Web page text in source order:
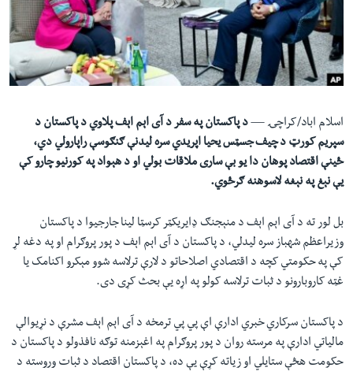
مخکې
مرکزي
لټون
واوړئ
اداریه
Learning English
ژبې
اسلام اباد/کراچۍ —د پاکستان په سفر د آی اېم اېف پلاوي د پاکستان د
سپريم کورټ د چيف جسټس يحيا اپريدي سره ليدنې ګنګوسې راپارولي دي،
ځينې اقتصاد پوهان دا يو بې ساری ملاقات بولي او د هېواد په کورنیو چارو کې
یې نېغ په نېغه لاسوهنه ګرځوي.
بل لور ته د آی اېم اېف د منېجنګ ډايريکټر کرسټا لينا جارجيوا د پاکستان
وزيراعظم شهباز سره ليدلي، د پاکستان د آی اېم اېف د پور پروګرام او په دغه لړ
کې په حکومتي کچه د اقتصادي اصلاحاتو د لارې ترلاسه شوو مېکرو اکنامک يا
غټه کاروبارونو د ثبات ترلاسه کولو په اړه یې بحث کړی دی.
د پاکستان سرکاري خبري ادارې اې پي پي ترمخه د آی اېم اېف مشرې د نړیوالې
مالياتي ادارې په مرسته روان د پور پروګرام په اغېزمنه توګه نافذولو د پاکستان د
حکومت هڅې ستايلي او زياته کړې یې ده، د پاکستان اقتصاد د ثبات وروسته د